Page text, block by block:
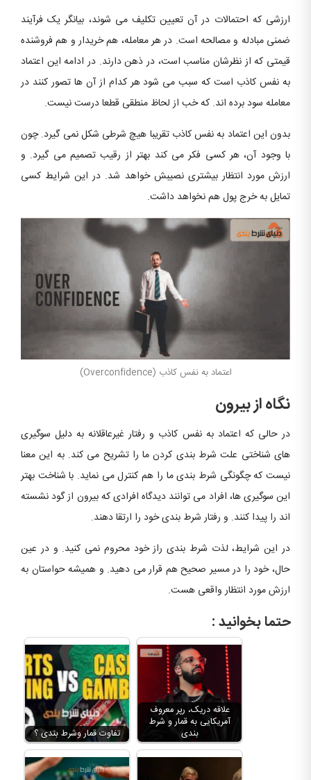
ارزشی که احتمالات در آن تعیین تکلیف می شوند، بیانگر یک فرآیند
ضمنی مبادله و مصالحه است. در هر معامله، هم خریدار و هم فروشنده
قیمتی که از نظرشان مناسب است، در ذهن دارند. در ادامه این اعتماد
به نفس کاذب است که سبب می شود هر کدام از آن ها تصور کنند در
معامله سود برده اند. که خب از لحاظ منطقی قطعا درست نیست.
بدون این اعتماد به نفس کاذب تقریبا هیچ شرطی شکل نمی گیرد. چون
با وجود آن، هر کسی فکر می کند بهتر از رقیب تصمیم می گیرد. و
ارزش مورد انتظار بیشتری نصیبش خواهد شد. در این شرایط کسی
تمایل به خرج پول هم نخواهد داشت.
اعتماد به نفس کاذب (Overconfidence)
نگاه از بیرون
در حالی که اعتماد به نفس کاذب و رفتار غیرعاقلانه به دلیل سوگیری
های شناختی علت شرط بندی کردن ما را تشریح می کند. به این معنا
نیست که چگونگی شرط بندی ما را هم کنترل می نماید. با شناخت بهتر
این سوگیری ها، افراد می توانند دیدگاه افرادی که بیرون از گود نشسته
اند را پیدا کنند. و رفتار شرط بندی خود را ارتقا دهند.
در این شرایط، لذت شرط بندی راز خود محروم نمی کنید. و در عین
حال، خود را در مسیر صحیح هم قرار می دهید. و همیشه حواستان به
ارزش مورد انتظار واقعی هست.
حتما بخوانید :
تفاوت قمار وشرط بندی ؟
علاقه دریک، رپر معروف
آمریکایی به قمار و شرط
بندی